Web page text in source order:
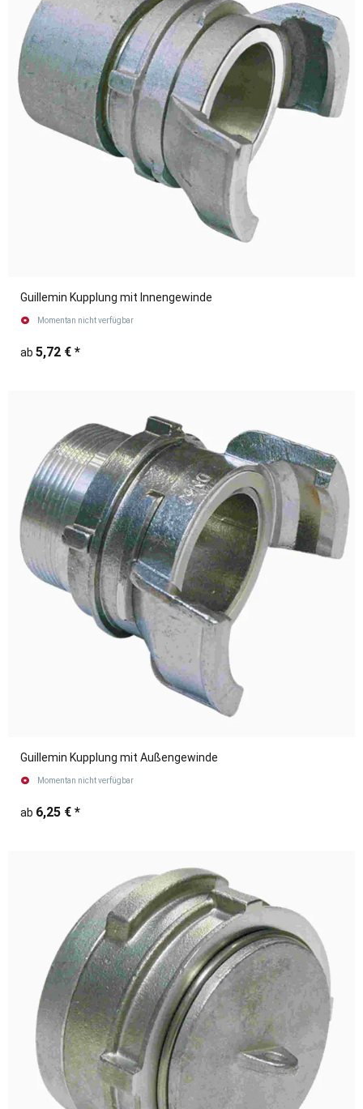
Guillemin Kupplung mit Innengewinde
Momentan nicht verfügbar
ab 5,72 € *
Guillemin Kupplung mit Außengewinde
Momentan nicht verfügbar
ab 6,25 € *